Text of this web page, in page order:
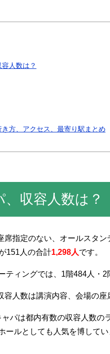
人数は？
方、アクセス、最寄り駅まとめ
収容人数は？
席指定のない、オールスタ
151人の合計1,298人です。
ティングでは、1階484人・2
人数は講演内容、会場の座
パは都内有数の収容人数の
ールとしても人気を博してい